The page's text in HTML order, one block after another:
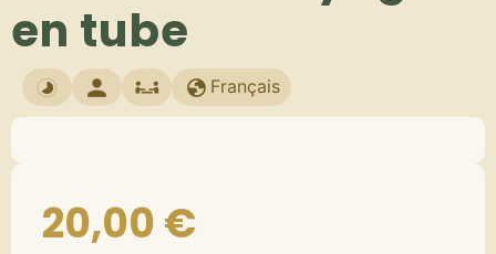
en tube
Français
20,00€